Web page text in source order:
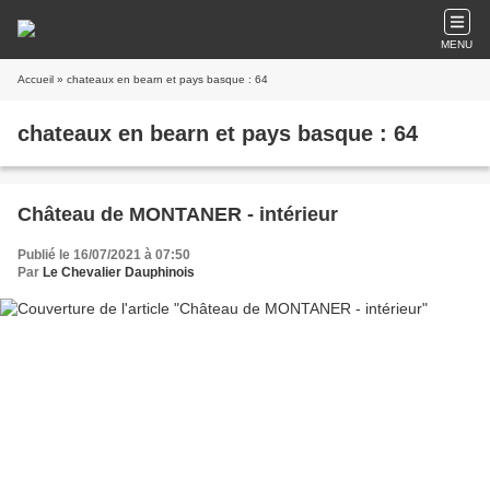
MENU
Accueil » chateaux en bearn et pays basque : 64
chateaux en bearn et pays basque : 64
Château de MONTANER - intérieur
Publié le 16/07/2021 à 07:50
Par Le Chevalier Dauphinois